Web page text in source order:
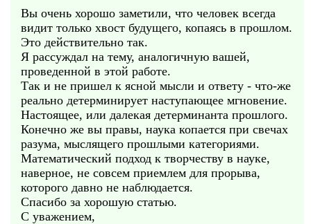
Вы очень хорошо заметили, что человек всегда
видит только хвост будущего, копаясь в прошлом.
Это действительно так.
Я рассуждал на тему, аналогичную вашей,
проведенной в этой работе.
Так и не пришел к ясной мысли и ответу - что-же
реально детерминирует наступающее мгновение.
Настоящее, или далекая детерминанта прошлого.
Конечно же вы правы, наука копается при свечах
разума, мыслящего прошлыми категориями.
Математический подход к творчеству в науке,
наверное, не совсем приемлем для прорыва,
которого давно не наблюдается.
Спасибо за хорошую статью.
С уважением,